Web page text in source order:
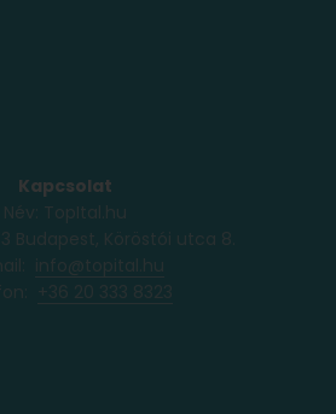
Kapcsolat
Név: TopItal.hu
Budapest, Köröstói utca 8.
info@topital.hu
+36 20 333 8323